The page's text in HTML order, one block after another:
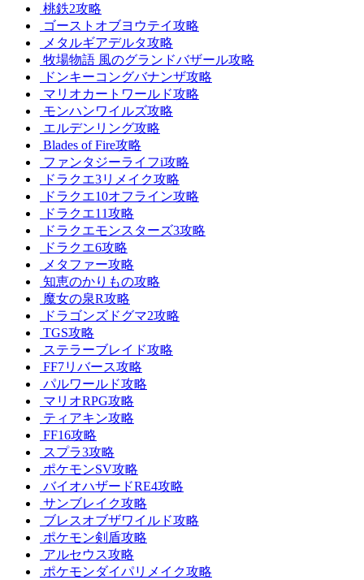
桃鉄2攻略
ゴーストオブヨウテイ攻略
メタルギアデルタ攻略
牧場物語 風のグランドバザール攻略
ドンキーコングバナンザ攻略
マリオカートワールド攻略
モンハンワイルズ攻略
エルデンリング攻略
Blades of Fire攻略
ファンタジーライフi攻略
ドラクエ3リメイク攻略
ドラクエ10オフライン攻略
ドラクエ11攻略
ドラクエモンスターズ3攻略
ドラクエ6攻略
メタファー攻略
知恵のかりもの攻略
魔女の泉R攻略
ドラゴンズドグマ2攻略
TGS攻略
ステラーブレイド攻略
FF7リバース攻略
パルワールド攻略
マリオRPG攻略
ティアキン攻略
FF16攻略
スプラ3攻略
ポケモンSV攻略
バイオハザードRE4攻略
サンブレイク攻略
ブレスオブザワイルド攻略
ポケモン剣盾攻略
アルセウス攻略
ポケモンダイパリメイク攻略